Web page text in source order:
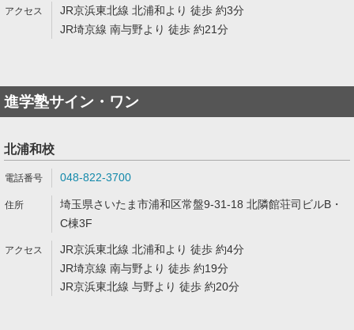
JR京浜東北線 北浦和より 徒歩 約3分
JR埼京線 南与野より 徒歩 約21分
進学塾サイン・ワン
北浦和校
048-822-3700
埼玉県さいたま市浦和区常盤9-31-18 北隣館荘司ビルB・
C棟3F
JR京浜東北線 北浦和より 徒歩 約4分
JR埼京線 南与野より 徒歩 約19分
JR京浜東北線 与野より 徒歩 約20分